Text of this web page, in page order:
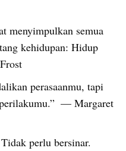
menyimpulkan semua
kehidupan: Hidup
perasaanmu, tapi
— Margaret
perlu bersinar.